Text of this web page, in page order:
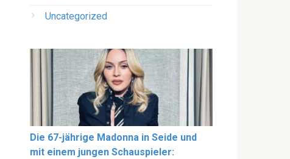
Uncategorized
Die 67-jährige Madonna in Seide und
mit einem jungen Schauspieler: